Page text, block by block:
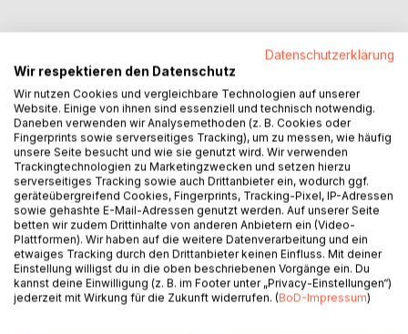
Alltag eignet sich perfekt für christliche Unternehmerinnen
& Unternehmer! Egal ob Geburtstag, Jubiläum oder anderer
Anlass: diese Sammlung ist ebenfalls eine aufmerksame
Geschenkidee mit Bibelversen in Buchform. Es eignet sich
wunderbar für alle, die den christlichen Glauben im
Management leben und praktizieren wollen. Denn wir alle
können doch hin und wieder etwas Ermunterung, Inspiration
& Gottes Kraft gebrauchen, nicht wahr?
Alle Bibelverse sind sorgfältig ausgewählt und auf die
Herausforderungen von Unternehmerinnern & Unternehmer
sowie Führungskräfte angepasst. Jeder Vers soll zur
Inspiration sowie als Erinnerung an den Tiefen Glauben und
das Wort Gottes dienen.
Datenschutzerklärung
Wir respektieren den Datenschutz
Wir nutzen Cookies und vergleichbare Technologien auf unserer
Website. Einige von ihnen sind essenziell und technisch notwendig.
Daneben verwenden wir Analysemethoden (z. B. Cookies oder
Fingerprints sowie serverseitiges Tracking), um zu messen, wie häufig
unsere Seite besucht und wie sie genutzt wird. Wir verwenden
Trackingtechnologien zu Marketingzwecken und setzen hierzu
serverseitiges Tracking sowie auch Drittanbieter ein, wodurch ggf.
geräteübergreifend Cookies, Fingerprints, Tracking-Pixel, IP-Adressen
sowie gehashte E-Mail-Adressen genutzt werden. Auf unserer Seite
betten wir zudem Drittinhalte von anderen Anbietern ein (Video-
Plattformen). Wir haben auf die weitere Datenverarbeitung und ein
etwaiges Tracking durch den Drittanbieter keinen Einfluss. Mit deiner
Einstellung willigst du in die oben beschriebenen Vorgänge ein. Du
kannst deine Einwilligung (z. B. im Footer unter „Privacy-Einstellungen“)
jederzeit mit Wirkung für die Zukunft widerrufen. (BoD-Impressum)